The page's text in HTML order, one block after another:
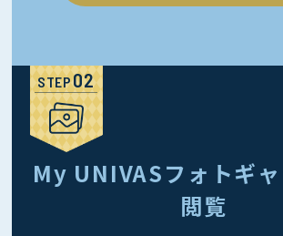
STEP
My UNIVASフォトギ
閲覧